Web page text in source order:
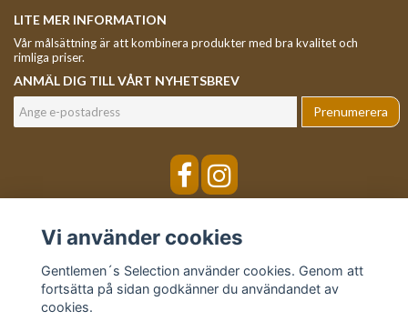
LITE MER INFORMATION
Vår målsättning är att kombinera produkter med bra kvalitet och
rimliga priser.
ANMÄL DIG TILL VÅRT NYHETSBREV
Prenumerera
Vi använder cookies
Gentlemen´s Selection använder cookies. Genom att
fortsätta på sidan godkänner du användandet av
cookies.